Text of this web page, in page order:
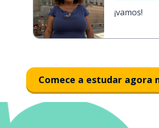
¡vamos!
Comece a estudar agora